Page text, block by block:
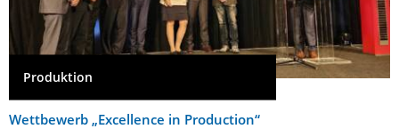
Produktion
Wettbewerb „Excellence in Production“